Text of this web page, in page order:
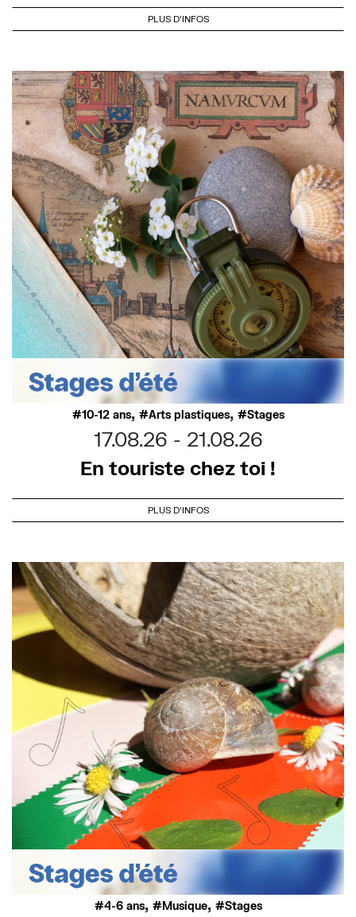
PLUS D'INFOS
10-12 ans, Arts plastiques, Stages
17.08.26
21.08.26
En touriste chez toi !
PLUS D'INFOS
4-6 ans, Musique, Stages